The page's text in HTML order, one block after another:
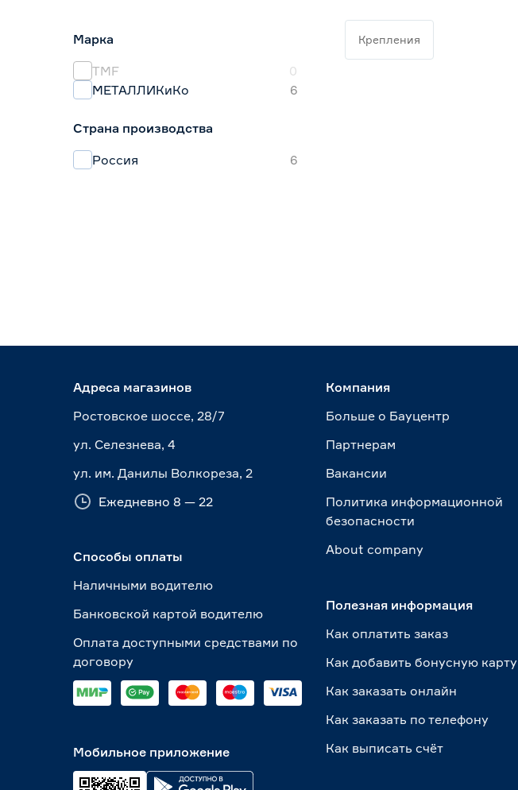
Марка
TMF
0
МЕТАЛЛИКиКо
6
Страна производства
Россия
6
Крепления
Адреса магазинов
Ростовское шоссе, 28/7
ул. Селезнева, 4
ул. им. Данилы Волкореза, 2
Ежедневно 8 — 22
Способы оплаты
Наличными водителю
Банковской картой водителю
Оплата доступными средствами по
договору
Мобильное приложение
Компания
Больше о Бауцентр
Партнерам
Вакансии
Политика информационной
безопасности
About сompany
Полезная информация
Как оплатить заказ
Как добавить бонусную карту
Как заказать онлайн
Как заказать по телефону
Как выписать счёт